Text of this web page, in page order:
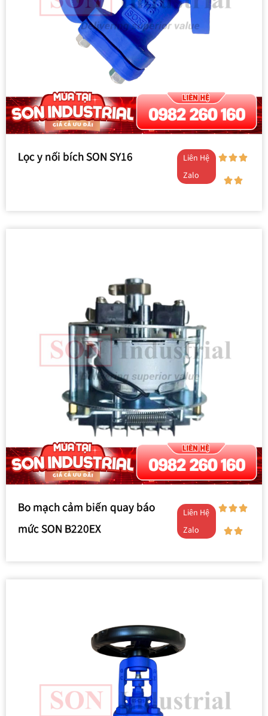
Lọc y nối bích SON SY16
Liên Hệ
Zalo
Bo mạch cảm biến quay báo
mức SON B220EX
Liên Hệ
Zalo